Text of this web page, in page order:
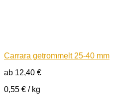
Carrara getrommelt 25-40 mm
ab 12,40 €
0,55 € / kg